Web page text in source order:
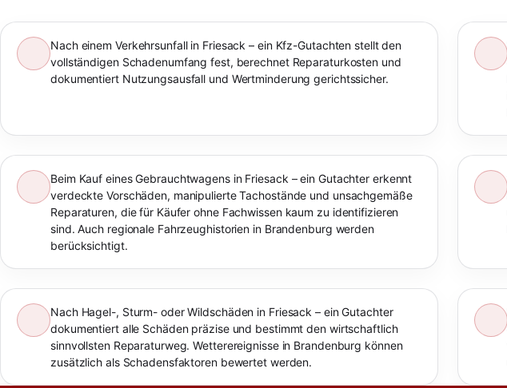
Nach einem Verkehrsunfall in Friesack – ein Kfz-Gutachten stellt den
vollständigen Schadenumfang fest, berechnet Reparaturkosten und
dokumentiert Nutzungsausfall und Wertminderung gerichtssicher.
Beim Kauf eines Gebrauchtwagens in Friesack – ein Gutachter erkennt
verdeckte Vorschäden, manipulierte Tachostände und unsachgemäße
Reparaturen, die für Käufer ohne Fachwissen kaum zu identifizieren
sind. Auch regionale Fahrzeughistorien in Brandenburg werden
berücksichtigt.
Nach Hagel-, Sturm- oder Wildschäden in Friesack – ein Gutachter
dokumentiert alle Schäden präzise und bestimmt den wirtschaftlich
sinnvollsten Reparaturweg. Wetterereignisse in Brandenburg können
zusätzlich als Schadensfaktoren bewertet werden.